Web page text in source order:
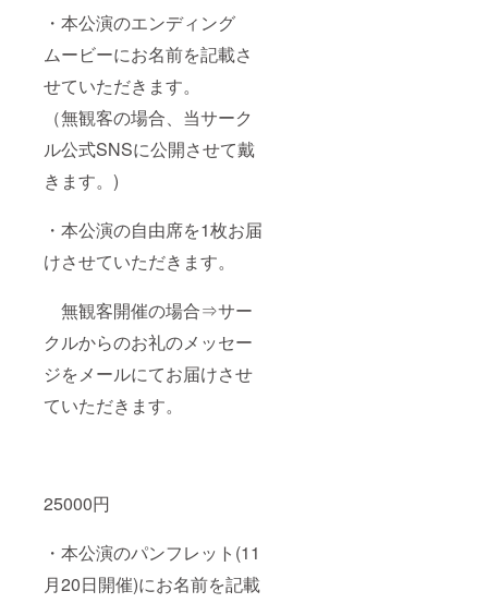
・本公演のエンディング
ムービーにお名前を記載さ
せていただきます。
（無観客の場合、当サーク
ル公式SNSに公開させて戴
きます。)
・本公演の自由席を1枚お届
けさせていただきます。
無観客開催の場合⇒サー
クルからのお礼のメッセー
ジをメールにてお届けさせ
ていただきます。
25000円
・本公演のパンフレット(11
月20日開催)にお名前を記載